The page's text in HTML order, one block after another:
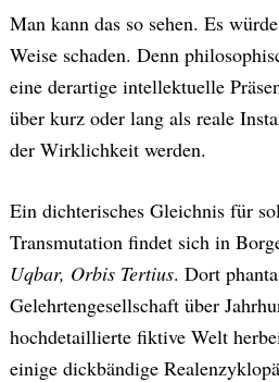
Man kann das so sehen. Es
Weise schaden. Denn
eine derartige intellektuelle
über kurz oder lang als reale
der Wirklichkeit werden.
Ein dichterisches Gleichnis für
Transmutation findet sich in
Uqbar, Orbis Tertius. Dort
Gelehrtengesellschaft über
hochdetaillierte fiktive Welt
einige dickbändige